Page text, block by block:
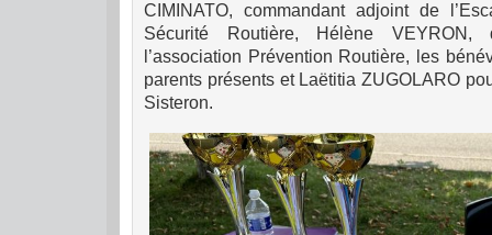
CIMINATO, commandant adjoint de
Sécurité Routière, Hélène VEYRON,
l’association Prévention Routière, les
parents présents et Laëtitia ZUGOLARO
Sisteron.